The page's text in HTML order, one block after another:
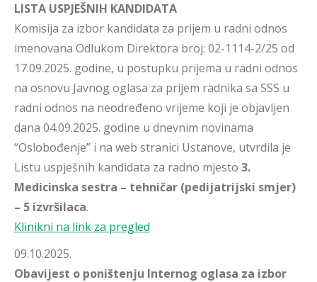
LISTA USPJEŠNIH KANDIDATA
Komisija za izbor kandidata za prijem u radni odnos
imenovana Odlukom Direktora broj: 02-1114-2/25 od
17.09.2025. godine, u postupku prijema u radni odnos
na osnovu Javnog oglasa za prijem radnika sa SSS u
radni odnos na neodređeno vrijeme koji je objavljen
dana 04.09.2025. godine u dnevnim novinama
“Oslobođenje” i na web stranici Ustanove, utvrdila je
Listu uspješnih kandidata za radno mjesto 3.
Medicinska sestra – tehničar (pedijatrijski smjer)
– 5 izvršilaca.
Klinikni na link za pregled
09.10.2025.
Obavijest o poništenju Internog oglasa za izbor